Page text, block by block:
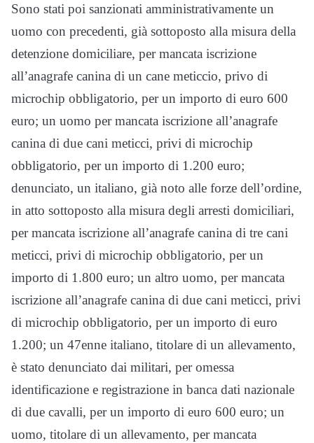
Sono stati poi sanzionati amministrativamente un
uomo con precedenti, già sottoposto alla misura della
detenzione domiciliare, per mancata iscrizione
all’anagrafe canina di un cane meticcio, privo di
microchip obbligatorio, per un importo di euro 600
euro; un uomo per mancata iscrizione all’anagrafe
canina di due cani meticci, privi di microchip
obbligatorio, per un importo di 1.200 euro;
denunciato, un italiano, già noto alle forze dell’ordine,
in atto sottoposto alla misura degli arresti domiciliari,
per mancata iscrizione all’anagrafe canina di tre cani
meticci, privi di microchip obbligatorio, per un
importo di 1.800 euro; un altro uomo, per mancata
iscrizione all’anagrafe canina di due cani meticci, privi
di microchip obbligatorio, per un importo di euro
1.200; un 47enne italiano, titolare di un allevamento,
è stato denunciato dai militari, per omessa
identificazione e registrazione in banca dati nazionale
di due cavalli, per un importo di euro 600 euro; un
uomo, titolare di un allevamento, per mancata